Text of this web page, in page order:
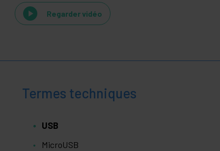
Regarder vidéo
Termes techniques
USB
MicroUSB